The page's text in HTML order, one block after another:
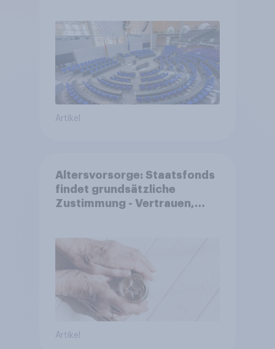
Artikel
Altersvorsorge: Staatsfonds
findet grundsätzliche
Zustimmung - Vertrauen,
Akzeptanz
Artikel